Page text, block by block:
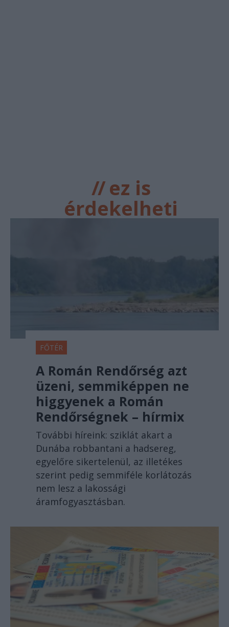
//ez is
érdekelheti
FŐTÉR
A Román Rendőrség azt
üzeni, semmiképpen ne
higgyenek a Román
Rendőrségnek – hírmix
További híreink: sziklát akart a
Dunába robbantani a hadsereg,
egyelőre sikertelenül, az illetékes
szerint pedig semmiféle korlátozás
nem lesz a lakossági
áramfogyasztásban.